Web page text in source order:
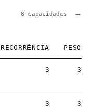
8 capacidades
RECORRÊNCIA PESO
3 3
3 3